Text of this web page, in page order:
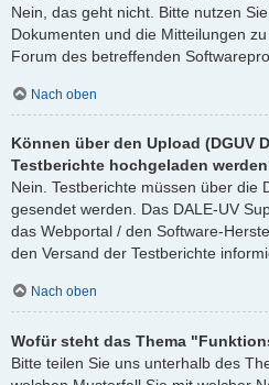
Nein, das geht nicht. Bitte nutzen
Dokumenten und die Mitteilungen
Forum des betreffenden
Nach oben
Können über den Upload (DGUV
Testberichte hochgeladen
Nein. Testberichte müssen über die
gesendet werden. Das DALE-UV
das Webportal / den Software-
den Versand der Testberichte
Nach oben
Wofür steht das Thema
Bitte teilen Sie uns unterhalb des